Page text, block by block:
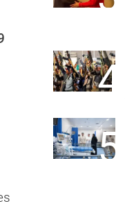
4
5